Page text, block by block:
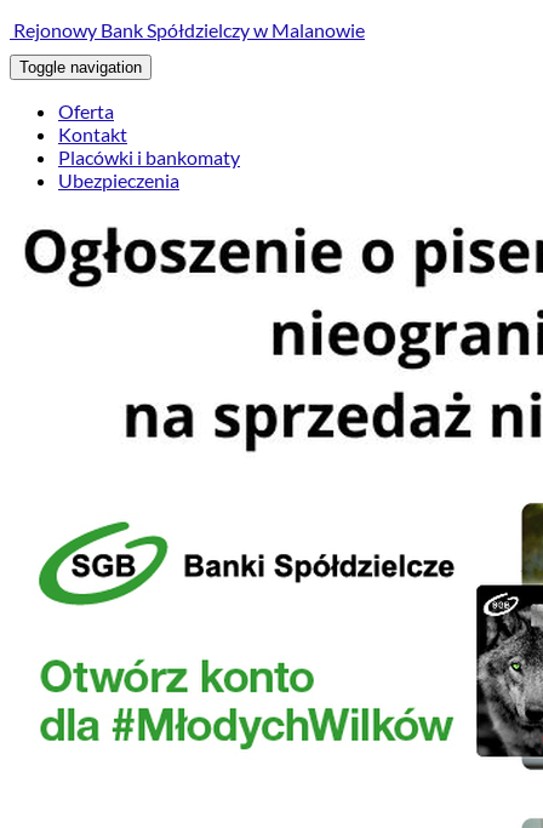
Rejonowy Bank Spółdzielczy w Malanowie
Toggle navigation
Oferta
Kontakt
Placówki i bankomaty
Ubezpieczenia